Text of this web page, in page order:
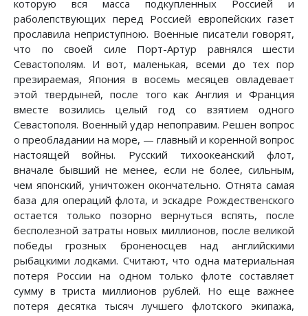
которую вся масса подкупленных Россией и
раболепствующих перед Россией европейских газет
прославила неприступною. Военные писатели говорят,
что по своей силе Порт-Артур равнялся шести
Севастополям. И вот, маленькая, всеми до тех пор
презираемая, Япония в восемь месяцев овладевает
этой твердыней, после того как Англия и Франция
вместе возились целый год со взятием одного
Севастополя. Военный удар непоправим. Решен вопрос
о преобладании на море, — главный и коренной вопрос
настоящей войны. Русский тихоокеанский флот,
вначале бывший не менее, если не более, сильным,
чем японский, уничтожен окончательно. Отнята самая
база для операций флота, и эскадре Рождественского
остается только позорно вернуться вспять, после
бесполезной затраты новых миллионов, после великой
победы грозных броненосцев над английскими
рыбацкими лодками. Считают, что одна материальная
потеря России на одном только флоте составляет
сумму в триста миллионов рублей. Но еще важнее
потеря десятка тысяч лучшего флотского экипажа,